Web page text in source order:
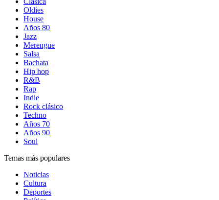
Oldies
House
Años 80
Jazz
Merengue
Salsa
Bachata
Hip hop
R&B
Rap
Indie
Rock clásico
Techno
Años 70
Años 90
Soul
Temas más populares
Noticias
Cultura
Deportes